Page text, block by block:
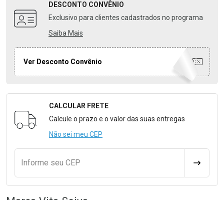
DESCONTO CONVÊNIO
Exclusivo para clientes cadastrados no programa
Saiba Mais
Ver Desconto Convênio
Formulário para Calcular o Frete
CALCULAR FRETE
Calcule o prazo e o valor das suas entregas
Não sei meu CEP
Informe seu CEP